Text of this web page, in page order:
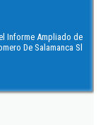
Informe Ampliado de
De Salamanca Sl